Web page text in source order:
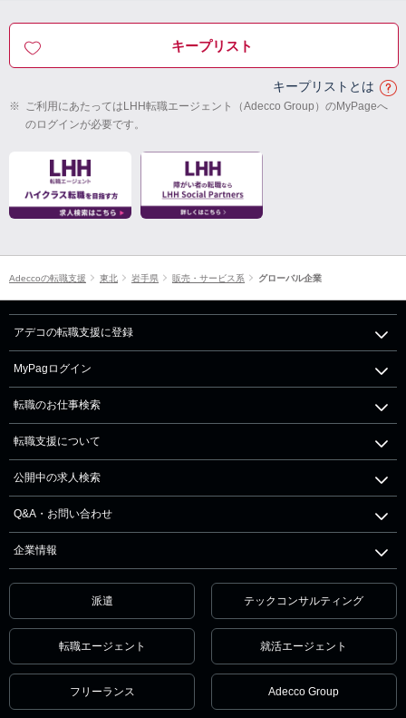
キープリスト
キープリストとは
※ ご利用にあたってはLHH転職エージェント（Adecco Group）のMyPageへ
のログインが必要です。
Adeccoの転職支援 東北 岩手県 販売・サービス系 グローバル企業
アデコの転職支援に登録
MyPagログイン
転職のお仕事検索
転職支援について
公開中の求人検索
Q&A・お問い合わせ
企業情報
派遣 テックコンサルティング
転職エージェント 就活エージェント
フリーランス Adecco Group